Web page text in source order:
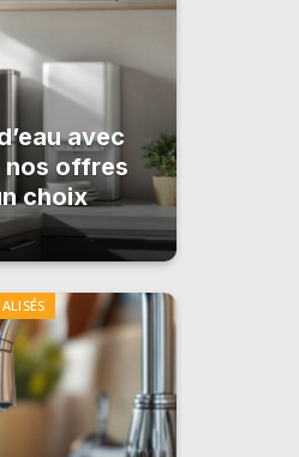
avec
nos offres
choix